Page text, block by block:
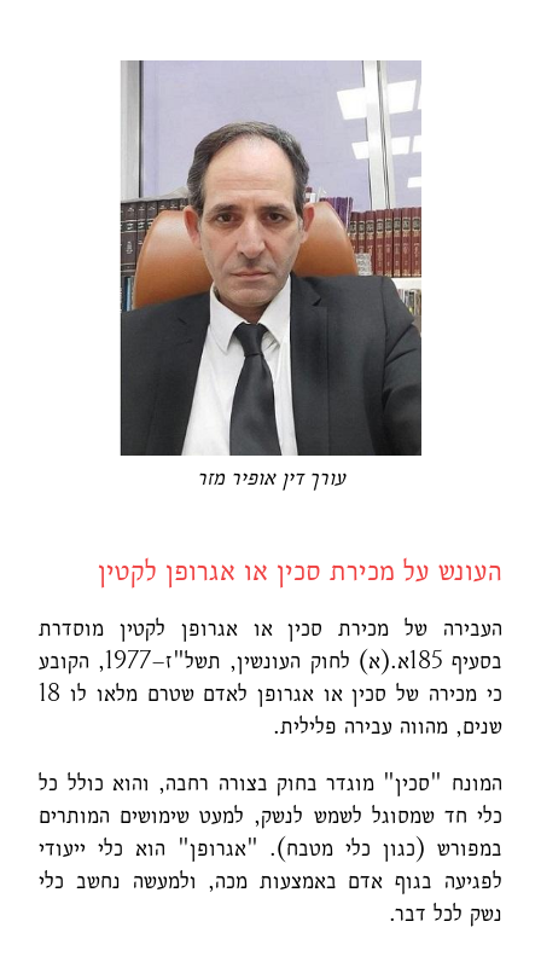
עורך דין אופיר מזר
העונש על מכירת סכין או אגרופן לקטין
העבירה של מכירת סכין או אגרופן לקטין מוסדרת
בסעיף 185א.(א) לחוק העונשין, תשל"ז–1977, הקובע
כי מכירה של סכין או אגרופן לאדם שטרם מלאו לו 18
שנים, מהווה עבירה פלילית.
המונח "סכין" מוגדר בחוק בצורה רחבה, והוא כולל כל
כלי חד שמסוגל לשמש לנשק, למעט שימושים המותרים
במפורש (כגון כלי מטבח). "אגרופן" הוא כלי ייעודי
לפגיעה בגוף אדם באמצעות מכה, ולמעשה נחשב כלי
נשק לכל דבר.